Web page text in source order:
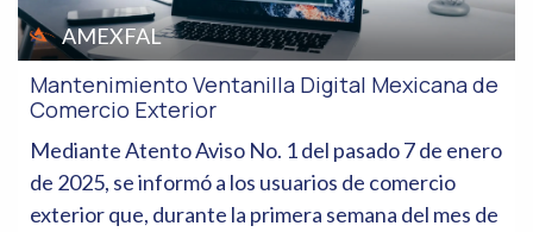
AMEXFAL
Mantenimiento Ventanilla Digital Mexicana de
Comercio Exterior
Mediante Atento Aviso No. 1 del pasado 7 de enero
de 2025, se informó a los usuarios de comercio
exterior que, durante la primera semana del mes de